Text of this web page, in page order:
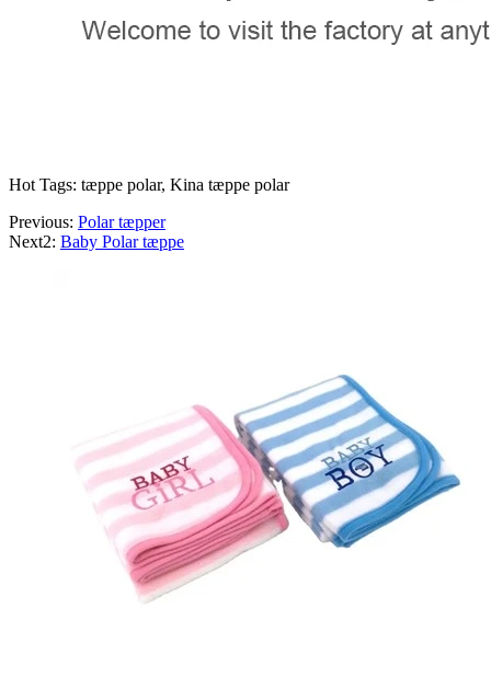
Hot Tags: tæppe polar, Kina tæppe polar
Previous: Polar tæpper
Next2: Baby Polar tæppe